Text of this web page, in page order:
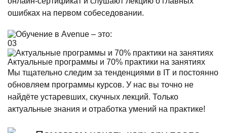
ошибках на первом собеседовании.
03
Актуальные программы и 70% практики на занятиях
Мы тщательно следим за тенденциями в IT и постоянно
обновляем программы курсов. У нас вы точно не
найдёте устаревших, скучных лекций. Только
актуальные знания и отработка умений на практике!